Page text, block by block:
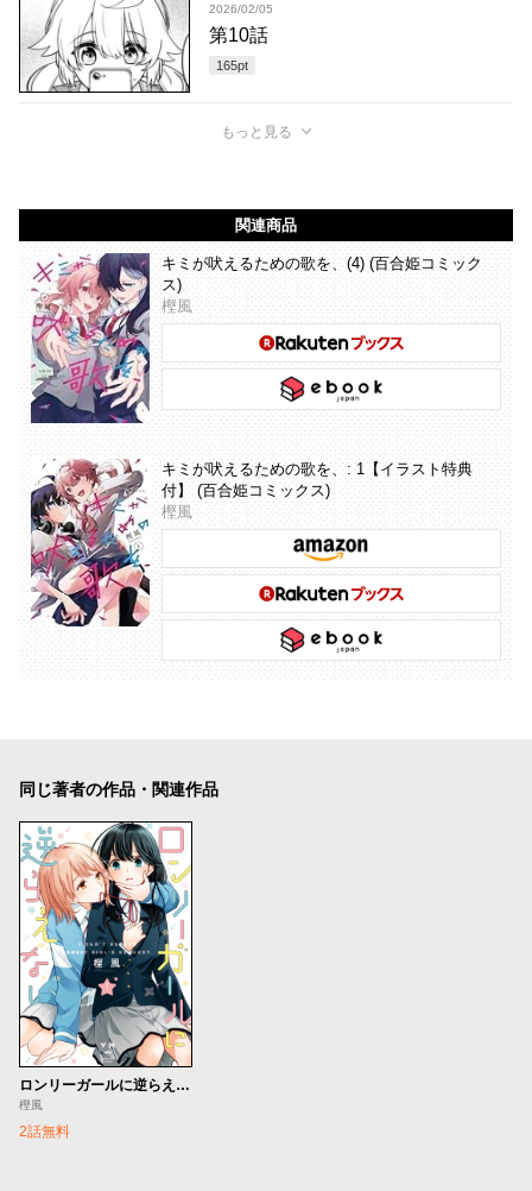
2026/02/05
第10話
165pt
もっと見る
関連商品
キミが吠えるための歌を、(4) (百合姫コミック
ス)
樫風
キミが吠えるための歌を、: 1【イラスト特典
付】 (百合姫コミックス)
樫風
同じ著者の作品・関連作品
ロンリーガールに逆らえない
樫風
2話無料